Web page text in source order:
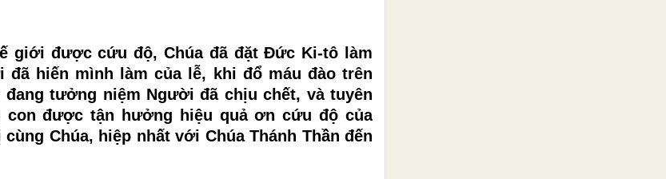
giới được cứu độ, Chúa đã đặt Đức Ki-tô làm
hiến mình làm của lễ, khi đổ máu đào trên
tưởng niệm Người đã chịu chết, và tuyên
được tận hưởng hiệu quả ơn cứu độ của
Chúa, hiệp nhất với Chúa Thánh Thần đến